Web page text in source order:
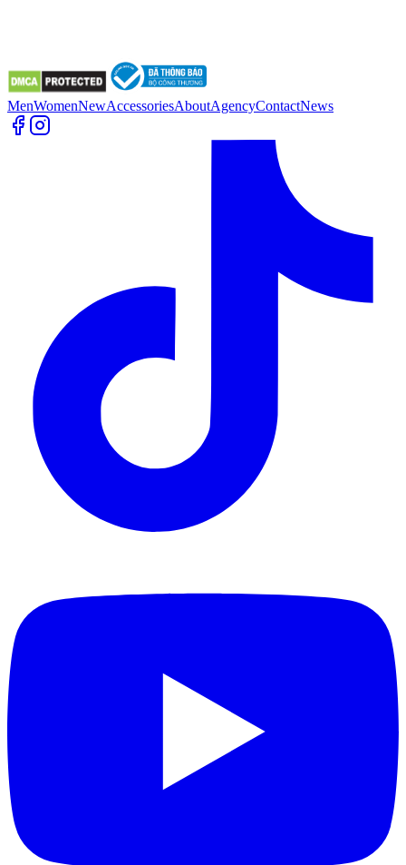
MenWomenNewAccessoriesAboutAgencyContactNews